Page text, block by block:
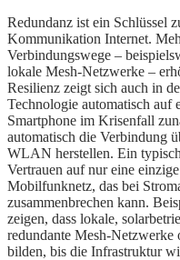
Redundanz ist ein Schlüssel
Kommunikation Internet.
Verbindungswege –
lokale Mesh-Netzwerke –
Resilienz zeigt sich auch in
Technologie automatisch auf
Smartphone im Krisenfall
automatisch die Verbindung
WLAN herstellen. Ein
Vertrauen auf nur eine
Mobilfunknetz, das bei
zusammenbrechen kann.
zeigen, dass lokale,
redundante Mesh-
bilden, bis die Infrastruktur